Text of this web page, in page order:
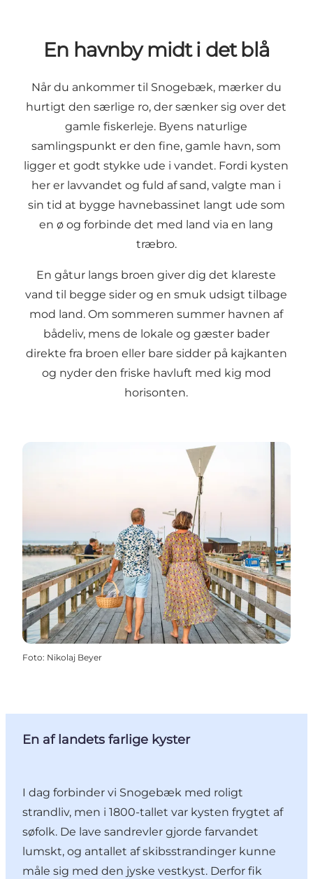
En havnby midt i det blå
Når du ankommer til Snogebæk, mærker du
hurtigt den særlige ro, der sænker sig over det
gamle fiskerleje. Byens naturlige
samlingspunkt er den fine, gamle havn, som
ligger et godt stykke ude i vandet. Fordi kysten
her er lavvandet og fuld af sand, valgte man i
sin tid at bygge havnebassinet langt ude som
en ø og forbinde det med land via en lang
træbro.
En gåtur langs broen giver dig det klareste
vand til begge sider og en smuk udsigt tilbage
mod land. Om sommeren summer havnen af
bådeliv, mens de lokale og gæster bader
direkte fra broen eller bare sidder på kajkanten
og nyder den friske havluft med kig mod
horisonten.
Foto: Nikolaj Beyer
En af landets farlige kyster
I dag forbinder vi Snogebæk med roligt
strandliv, men i 1800-tallet var kysten frygtet af
søfolk. De lave sandrevler gjorde farvandet
lumskt, og antallet af skibsstrandinger kunne
måle sig med den jyske vestkyst. Derfor fik